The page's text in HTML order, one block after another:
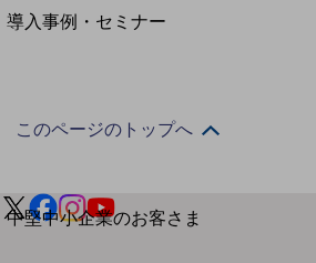
導入事例・セミナー
中堅中小企業のお客さま
このページのトップへ